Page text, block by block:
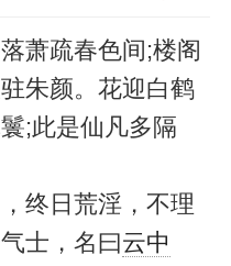
疏春色间;楼阁
朱颜。花迎白鹤
;此是仙凡多隔
日荒淫，不理
士，名曰云中